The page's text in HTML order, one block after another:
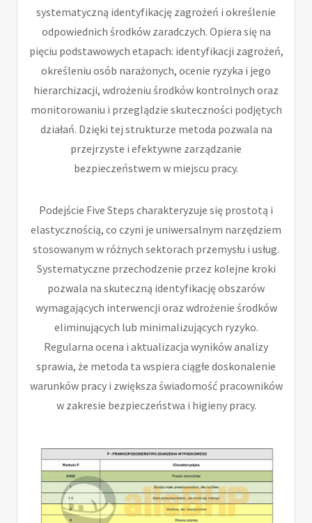
systematyczną identyfikację zagrożeń i określenie
odpowiednich środków zaradczych. Opiera się na
pięciu podstawowych etapach: identyfikacji zagrożeń,
określeniu osób narażonych, ocenie ryzyka i jego
hierarchizacji, wdrożeniu środków kontrolnych oraz
monitorowaniu i przeglądzie skuteczności podjętych
działań. Dzięki tej strukturze metoda pozwala na
przejrzyste i efektywne zarządzanie
bezpieczeństwem w miejscu pracy.
Podejście Five Steps charakteryzuje się prostotą i
elastycznością, co czyni je uniwersalnym narzędziem
stosowanym w różnych sektorach przemysłu i usług.
Systematyczne przechodzenie przez kolejne kroki
pozwala na skuteczną identyfikację obszarów
wymagających interwencji oraz wdrożenie środków
eliminujących lub minimalizujących ryzyko.
Regularna ocena i aktualizacja wyników analizy
sprawia, że metoda ta wspiera ciągłe doskonalenie
warunków pracy i zwiększa świadomość pracowników
w zakresie bezpieczeństwa i higieny pracy.